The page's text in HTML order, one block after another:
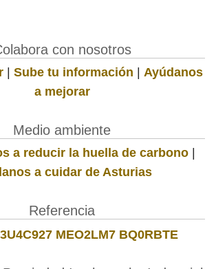
con nosotros
| Sube tu información | Ayúdanos
a mejorar
Medio ambiente
a reducir la huella de carbono|
a cuidar de Asturias
Referencia
MEO2LM7 BQ0RBTE